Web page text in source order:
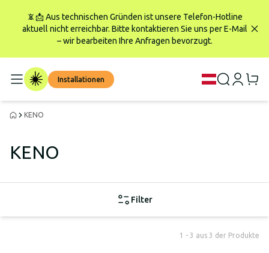
📵📩 Aus technischen Gründen ist unsere Telefon-Hotline
aktuell nicht erreichbar. Bitte kontaktieren Sie uns per E-Mail
– wir bearbeiten Ihre Anfragen bevorzugt.
Installationen
KENO
KENO
Filter
1 - 3 aus 3 der Produkte